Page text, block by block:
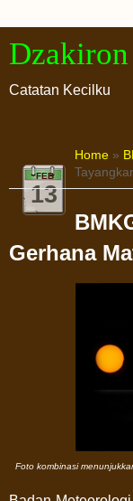
Dzakiron
Catatan Kecilku
FEB
13
Home »
Gerhana
Foto kombinasi